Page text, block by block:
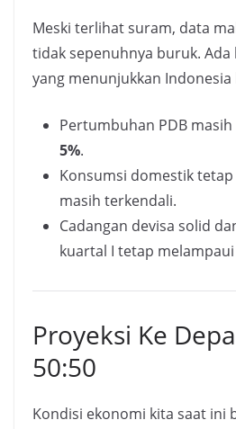
Meski terlihat suram, data
tidak sepenuhnya buruk.
yang menunjukkan Indonesia
Pertumbuhan PDB
5%.
Konsumsi domestik
masih terkendali.
Cadangan devisa solid
kuartal I tetap
Proyeksi Ke
50:50
Kondisi ekonomi kita saat ini